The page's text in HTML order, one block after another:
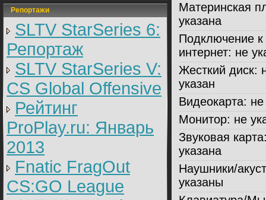
Репортажи
SLTV StarSeries 6:
Репортаж
SLTV StarSeries V:
CS Global Offensive
Рейтинг
ProPlay.ru: Январь
2013
Fnatic FragOut
CS:GO League
Материнская
указана
Подключение к
интернет: не
Жесткий диск:
указан
Видеокарта: не
Монитор: не
Звуковая
указана
Наушники/
указаны